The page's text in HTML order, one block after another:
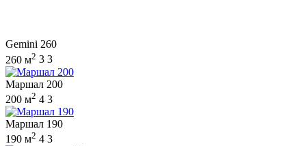
Gemini 260
260 м2 3 3
Маршал 200
200 м2 4 3
Маршал 190
190 м2 4 3